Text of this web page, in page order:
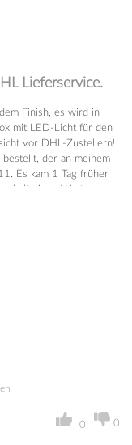
Lieferservice.
Finish, es wird in
mit LED-Licht für den
vor DHL-Zustellern!
der an meinem
Es kam 1 Tag früher
Inhalt einen Wert von
lügen und sagen
achtsam bei der
habe, um es an
ist verrückt. Zum
0 0